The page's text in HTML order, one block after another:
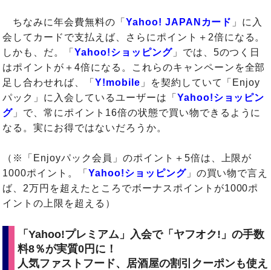
ちなみに年会費無料の「 Yahoo! JAPANカード 」に入
会してカードで支払えば、さらにポイント＋2倍になる。
しかも、だ。「Yahoo!ショッピング」では、5のつく日
はポイントが＋4倍になる。これらのキャンペーンを全部
足し合わせれば、「Y!mobile 」を契約していて「Enjoy
パック」に入会しているユーザーは「 Yahoo!ショッピン
グ 」で、常にポイント16倍の状態で買い物できるように
なる。実にお得ではないだろうか。
（※「Enjoyパック会員」のポイント＋5倍は、上限が
1000ポイント。「Yahoo!ショッピング」の買い物で言え
ば、2万円を超えたところでボーナスポイントが1000ポ
イントの上限を超える）
「Yahoo!プレミアム」入会で「ヤフオク!」の手数
料8％が実質0円に！
人気ファストフード、居酒屋の割引クーポンも使え